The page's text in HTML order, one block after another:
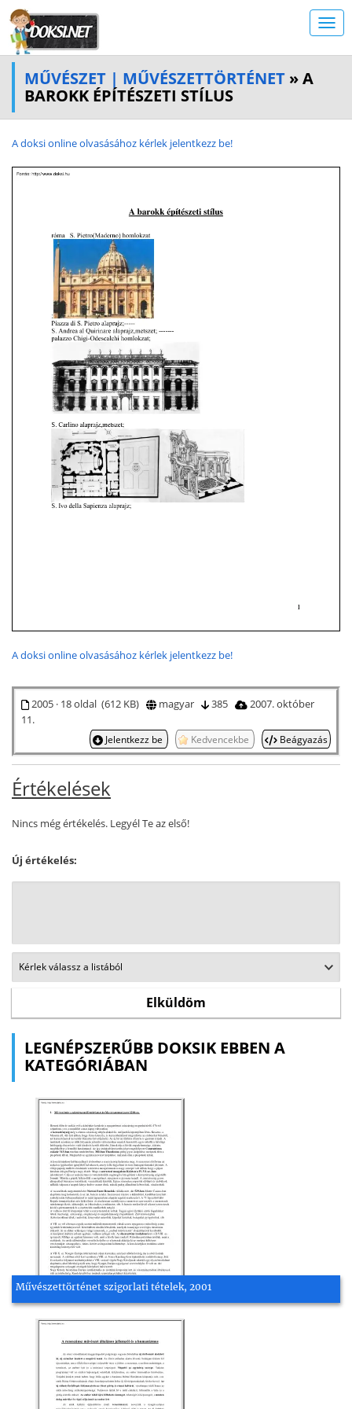
MŰVÉSZET | MŰVÉSZETTÖRTÉNET » A
BAROKK ÉPÍTÉSZETI STÍLUS
A doksi online olvasásához kérlek jelentkezz be!
A doksi online olvasásához kérlek jelentkezz be!
2005 · 18 oldal (612 KB) magyar 385
2007. október
11.
Jelentkezz be Kedvencekbe Beágyazás
Értékelések
Nincs még értékelés. Legyél Te az első!
Új értékelés:
LEGNÉPSZERŰBB DOKSIK EBBEN A
KATEGÓRIÁBAN
Művészettörténet szigorlati tételek, 2001